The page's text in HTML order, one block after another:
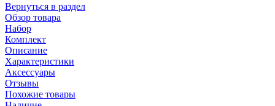
Вернуться в раздел
Обзор товара
Набор
Комплект
Описание
Характеристики
Аксессуары
Отзывы
Похожие товары